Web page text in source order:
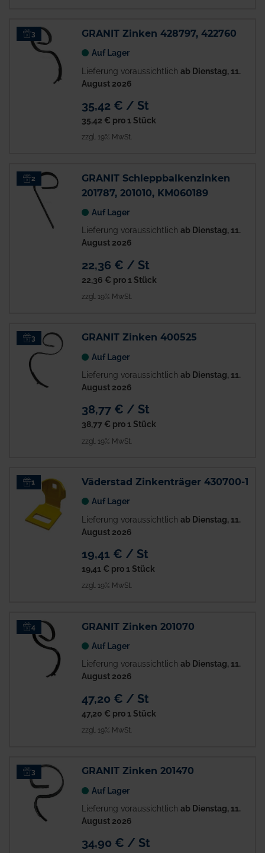
3 GRANIT Zinken 428797, 422760
Auf Lager
Lieferung voraussichtlich ab Dienstag, 11.
August 2026
35,42 € / St
35,42 € pro 1 Stück
zzgl. 19% MwSt.
2
GRANIT Schleppbalkenzinken
201787, 201010, KM060189
Auf Lager
Lieferung voraussichtlich ab Dienstag, 11.
August 2026
22,36 € / St
22,36 € pro 1 Stück
zzgl. 19% MwSt.
3 GRANIT Zinken 400525
Auf Lager
Lieferung voraussichtlich ab Dienstag, 11.
August 2026
38,77 € / St
38,77 € pro 1 Stück
zzgl. 19% MwSt.
1 Väderstad Zinkenträger 430700-1
Auf Lager
Lieferung voraussichtlich ab Dienstag, 11.
August 2026
19,41 € / St
19,41 € pro 1 Stück
zzgl. 19% MwSt.
4 GRANIT Zinken 201070
Auf Lager
Lieferung voraussichtlich ab Dienstag, 11.
August 2026
47,20 € / St
47,20 € pro 1 Stück
zzgl. 19% MwSt.
3 GRANIT Zinken 201470
Auf Lager
Lieferung voraussichtlich ab Dienstag, 11.
August 2026
34,90 € / St